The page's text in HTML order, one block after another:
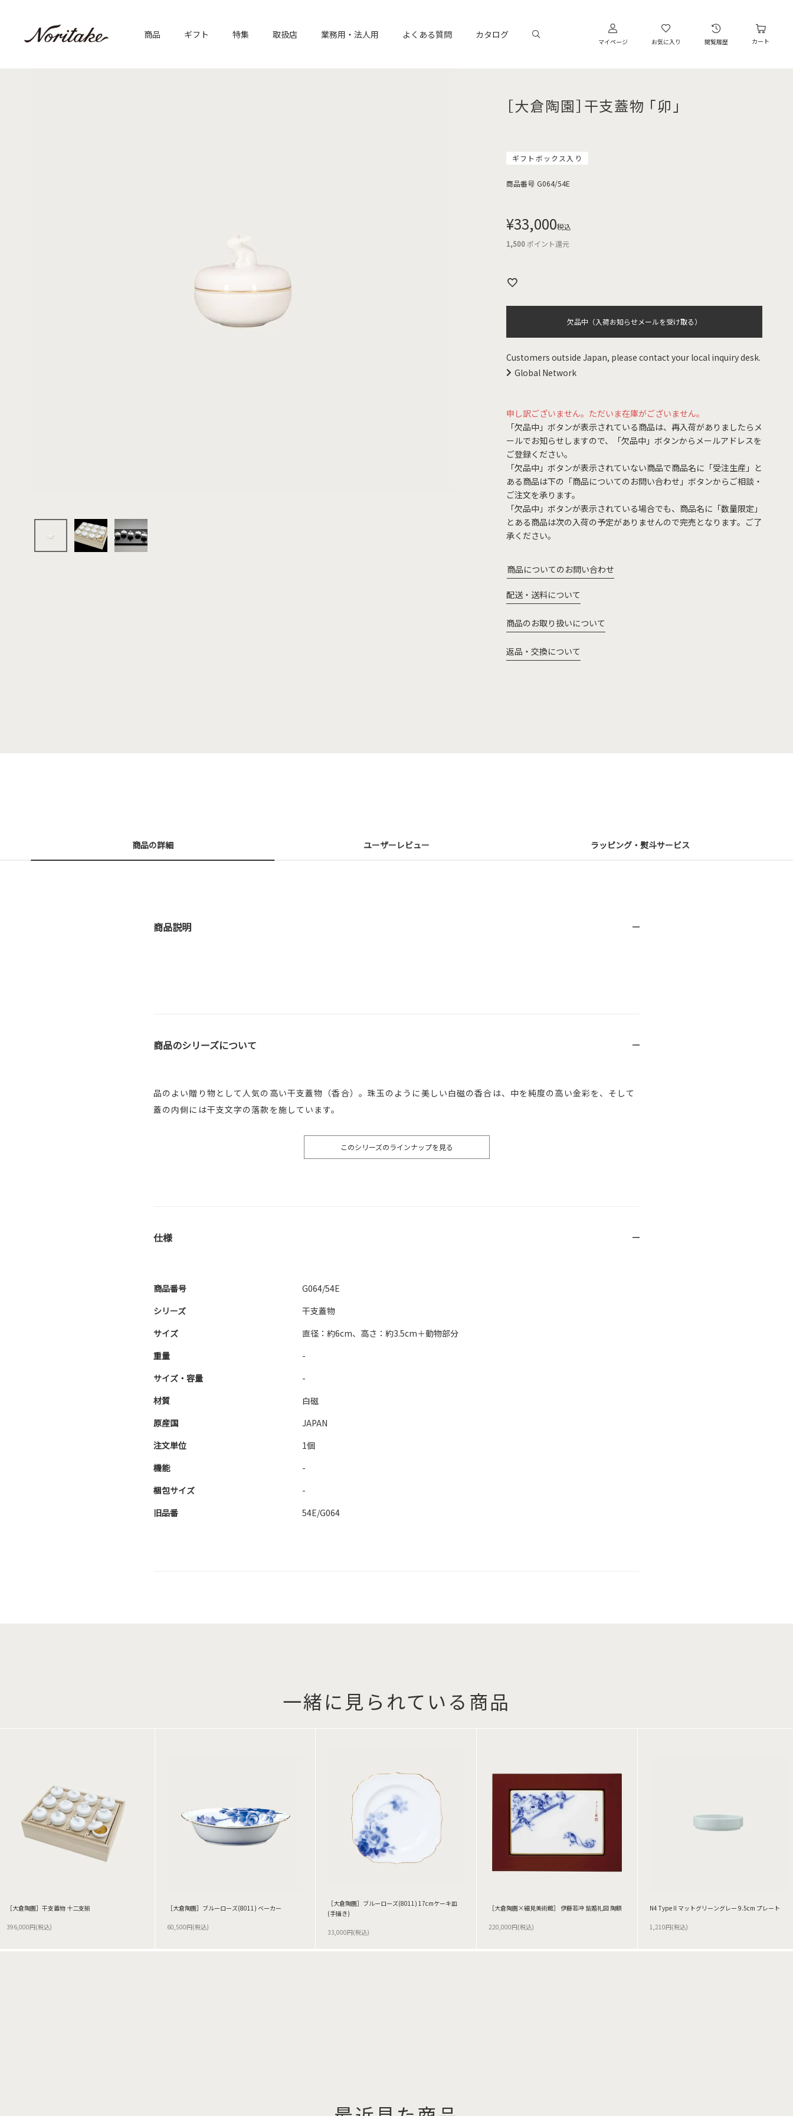
商品 ギフト 特集 取扱店 業務用・法人用 よくある質問 カタログ
マイページ お気に入り 閲覧履歴 カート
［大倉陶園］干支蓋物 「卯」
ギフトボックス入り
商品番号 G064/54E
¥33,000税込
1,500ポイント還元
欠品中（入荷お知らせメールを受け取る）
Customers outside Japan, please contact your local inquiry desk.
Global Network
申し訳ございません。ただいま在庫がございません。
「欠品中」ボタンが表示されている商品は、再入荷がありましたらメ
ールでお知らせしますので、「欠品中」ボタンからメールアドレスを
ご登録ください。
「欠品中」ボタンが表示されていない商品で商品名に「受注生産」と
ある商品は下の「商品についてのお問い合わせ」ボタンからご相談・
ご注文を承ります。
「欠品中」ボタンが表示されている場合でも、商品名に「数量限定」
とある商品は次の入荷の予定がありませんので完売となります。ご了
承ください。
商品についてのお問い合わせ
配送・送料について
商品のお取り扱いについて
返品・交換について
商品の詳細 ユーザーレビュー ラッピング・熨斗サービス
商品説明
商品のシリーズについて
品のよい贈り物として人気の高い干支蓋物（香合）。珠玉のように美しい白磁の香合は、中を純度の高い金彩を、そして
蓋の内側には干支文字の落款を施しています。
このシリーズのラインナップを見る
仕様
商品番号
G064/54E
シリーズ
干支蓋物
サイズ
直径：約6cm、高さ：約3.5cm＋動物部分
重量
-
サイズ・容量
-
材質
白磁
原産国
JAPAN
注文単位
1個
機能
-
梱包サイズ
-
旧品番
54E/G064
一緒に見られている商品
［大倉陶園］干支蓋物 十二支揃
396,000円(税込)
［大倉陶園］ブルーローズ(8011) ベーカー
60,500円(税込)
［大倉陶園］ブルーローズ(8011) 17cmケーキ皿
(手描き)
33,000円(税込)
［大倉陶園×細見美術館］ 伊藤若冲 鼠婚礼図 陶額
220,000円(税込)
N4 Type II マットグリーングレー 9.5cm プレート
1,210円(税込)